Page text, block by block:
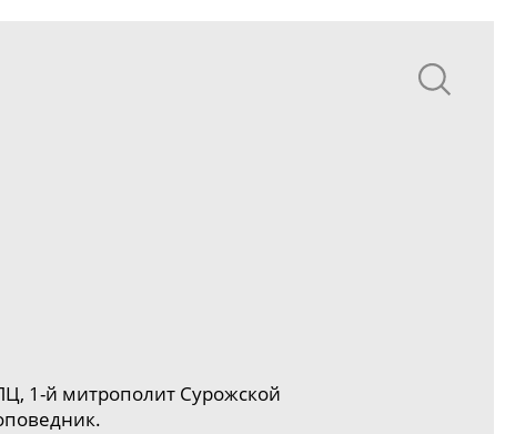
1-й митрополит Сурожской